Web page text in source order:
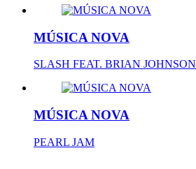
MÚSICA NOVA
SLASH FEAT. BRIAN JOHNSON
MÚSICA NOVA
PEARL JAM